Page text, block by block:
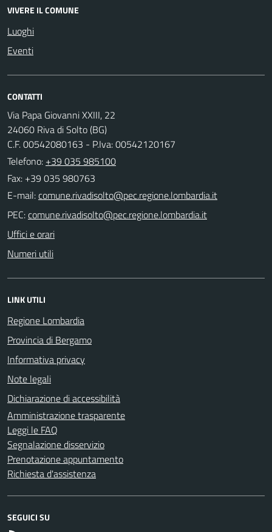
VIVERE IL COMUNE
Luoghi
Eventi
CONTATTI
Via Papa Giovanni XXIII, 22
24060 Riva di Solto (BG)
C.F. 00542080163 - P.Iva: 00542120167
Telefono: +39 035 985100
Fax: +39 035 980763
E-mail:
PEC:
Uffici e orari
Numeri utili
LINK UTILI
Regione Lombardia
Provincia di Bergamo
Informativa privacy
Note legali
Dichiarazione di accessibilità
Amministrazione trasparente
Leggi le FAQ
Segnalazione disservizio
Prenotazione appuntamento
Richiesta d'assistenza
SEGUICI SU